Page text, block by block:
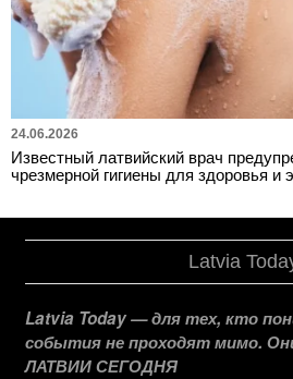
24.06.2026
Известный латвийский врач
чрезмерной гигиены для здоровья и
Latvia
Latvia Today — для тех, кто
события не проходят мимо.
ЛАТВИИ СЕГОДНЯ